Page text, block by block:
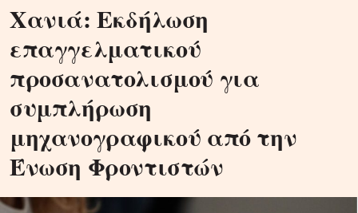
Χανιά: Εκδήλωση
επαγγελματικού
προσανατολισμού για
συμπλήρωση
μηχανογραφικού από την
Ένωση Φροντιστών